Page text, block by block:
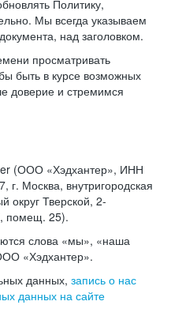
Политику,
Мы всегда указываем
над заголовком.
просматривать
быть в курсе возможных
доверие и стремимся
(ООО «Хэдхантер», ИНН
г. Москва, внутригородская
округ Тверской, 2-
помещ. 25).
слова «мы», «наша
«Хэдхантер».
данных, запись о нас
данных на сайте